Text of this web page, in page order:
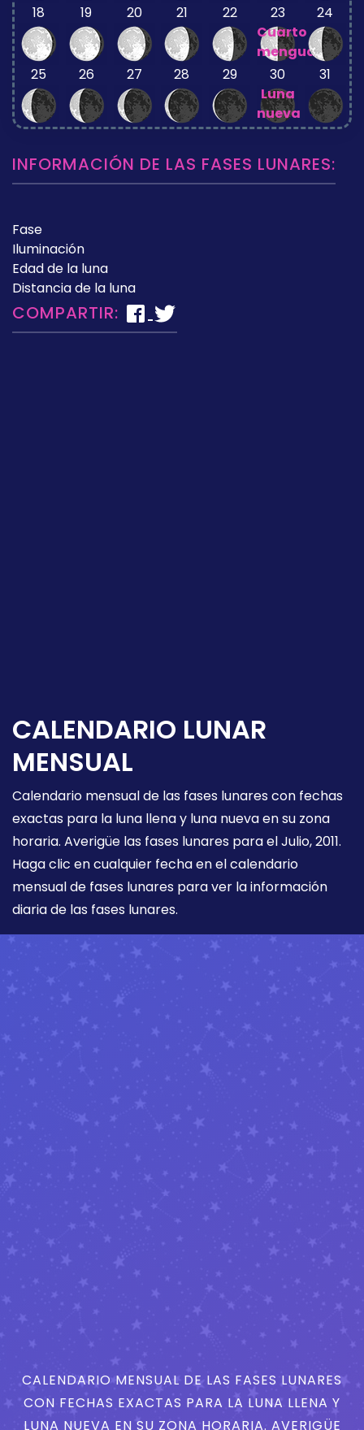
18 19 20 21 22
23
Cuarto
menguante
24
25 26 27 28 29
30
Luna
nueva
31
INFORMACIÓN DE LAS FASES LUNARES:
Fase
Iluminación
Edad de la luna
Distancia de la luna
COMPARTIR:
CALENDARIO LUNAR
MENSUAL
Calendario mensual de las fases lunares con fechas
exactas para la luna llena y luna nueva en su zona
horaria. Averigüe las fases lunares para el Julio, 2011.
Haga clic en cualquier fecha en el calendario
mensual de fases lunares para ver la información
diaria de las fases lunares.
CALENDARIO MENSUAL DE LAS FASES LUNARES
CON FECHAS EXACTAS PARA LA LUNA LLENA Y
LUNA NUEVA EN SU ZONA HORARIA. AVERIGÜE